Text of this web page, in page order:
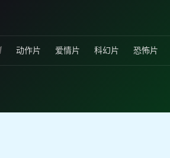
动作片 爱情片 科幻片 恐怖片